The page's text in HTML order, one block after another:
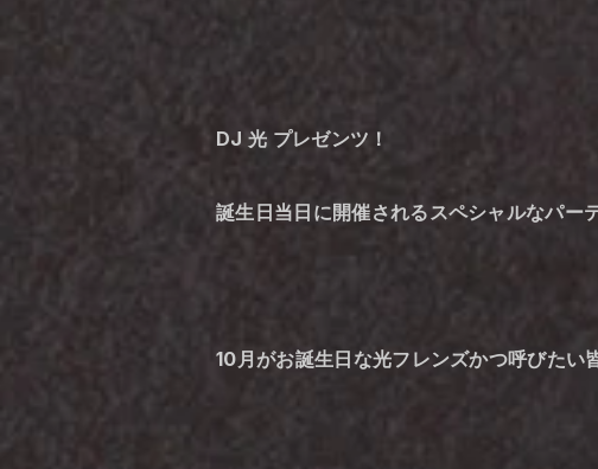
DJ 光 プレゼンツ！
誕生日当日に開催されるスペシャルなパ
10月がお誕生日な光フレンズかつ呼びたい